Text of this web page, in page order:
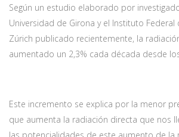
Según un estudio elaborado por
Universidad de Girona y el Instituto Federal
Zúrich publicado recientemente, la
aumentado un 2,3% cada década desde
Este incremento se explica por la menor
que aumenta la radiación directa que nos